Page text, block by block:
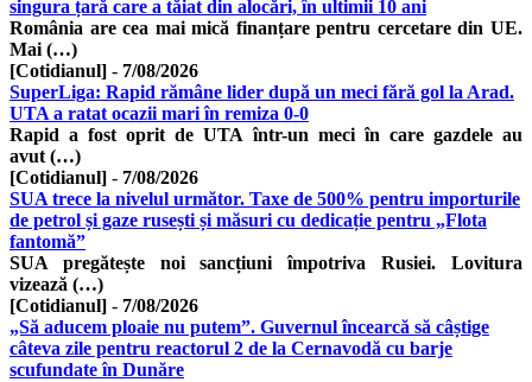
singura țară care a tăiat din alocări, în ultimii 10 ani
România are cea mai mică finanțare pentru cercetare din UE.
Mai (…)
[Cotidianul] - 7/08/2026
SuperLiga: Rapid rămâne lider după un meci fără gol la Arad.
UTA a ratat ocazii mari în remiza 0-0
Rapid a fost oprit de UTA într-un meci în care gazdele au
avut (…)
[Cotidianul] - 7/08/2026
SUA trece la nivelul următor. Taxe de 500% pentru importurile
de petrol și gaze rusești și măsuri cu dedicație pentru „Flota
fantomă”
SUA pregătește noi sancțiuni împotriva Rusiei. Lovitura
vizează (…)
[Cotidianul] - 7/08/2026
„Să aducem ploaie nu putem”. Guvernul încearcă să câștige
câteva zile pentru reactorul 2 de la Cernavodă cu barje
scufundate în Dunăre